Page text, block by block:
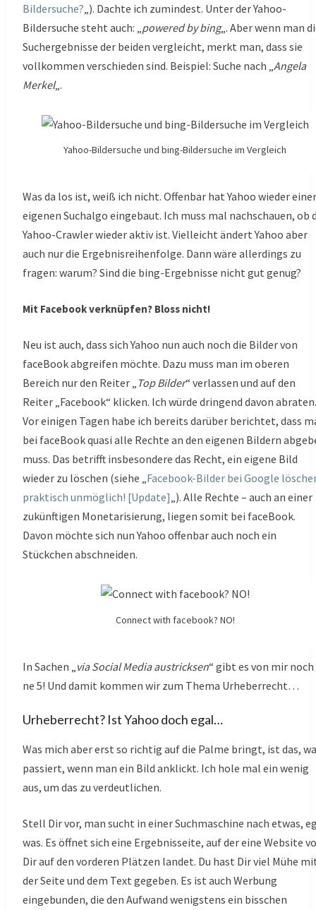
Bildersuche? „). Dachte ich zumindest. Unter der Yahoo-
Bildersuche steht auch: „ powered by bing„. Aber wenn man
Suchergebnisse der beiden vergleicht, merkt man, dass sie
vollkommen verschieden sind. Beispiel: Suche nach „ Angela
Merkel„.
Yahoo-Bildersuche und bing-Bildersuche im Vergleich
Was da los ist, weiß ich nicht. Offenbar hat Yahoo wieder
eigenen Suchalgo eingebaut. Ich muss mal nachschauen, ob
Yahoo-Crawler wieder aktiv ist. Vielleicht ändert Yahoo aber
auch nur die Ergebnisreihenfolge. Dann wäre allerdings zu
fragen: warum? Sind die bing-Ergebnisse nicht gut genug?
Mit Facebook verknüpfen? Bloss nicht!
Neu ist auch, dass sich Yahoo nun auch noch die Bilder von
faceBook abgreifen möchte. Dazu muss man im oberen
Bereich nur den Reiter „ Top Bilder“ verlassen und auf den
Reiter „Facebook“ klicken. Ich würde dringend davon abraten.
Vor einigen Tagen habe ich bereits darüber berichtet, dass
bei faceBook quasi alle Rechte an den eigenen Bildern
muss. Das betrifft insbesondere das Recht, ein eigene Bild
wieder zu löschen (siehe „Facebook-Bilder bei Google
praktisch unmöglich! [Update]„). Alle Rechte – auch an einer
zukünftigen Monetarisierung, liegen somit bei faceBook.
Davon möchte sich nun Yahoo offenbar auch noch ein
Stückchen abschneiden.
Connect with facebook? NO!
In Sachen „ via Social Media austricksen“ gibt es von mir noch
ne 5! Und damit kommen wir zum Thema Urheberrecht…
Urheberrecht? Ist Yahoo doch egal…
Was mich aber erst so richtig auf die Palme bringt, ist das,
passiert, wenn man ein Bild anklickt. Ich hole mal ein wenig
aus, um das zu verdeutlichen.
Stell Dir vor, man sucht in einer Suchmaschine nach etwas,
was. Es öffnet sich eine Ergebnisseite, auf der eine Website
Dir auf den vorderen Plätzen landet. Du hast Dir viel Mühe
der Seite und dem Text gegeben. Es ist auch Werbung
eingebunden, die den Aufwand wenigstens ein bisschen